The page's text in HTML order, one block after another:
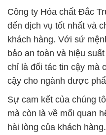
Công ty Hóa chất Đắc
đến dịch vụ tốt nhất và
khách hàng. Với sứ
bảo an toàn và hiệu
chỉ là đối tác tin cậy mà
cậy cho ngành dược
Sự cam kết của chúng
mà còn là về mối quan
hài lòng của khách